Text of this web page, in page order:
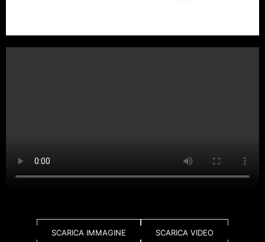
SCARICA IMMAGINE SCARICA VIDEO